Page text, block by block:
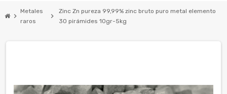
chevron_right
Metales
raros
chevron_right
Zinc Zn pureza 99,99% zinc bruto puro metal elemento
30 pirámides 10gr-5kg